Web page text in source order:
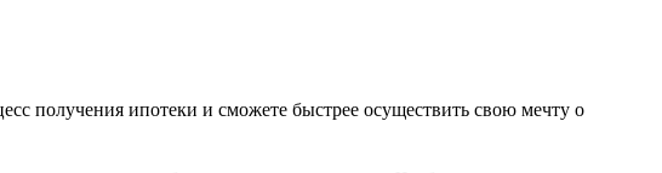
получения ипотеки и сможете быстрее осуществить свою мечту о